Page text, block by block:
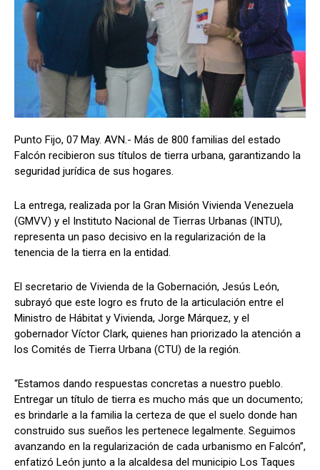
Punto Fijo, 07 May. AVN.- Más de 800 familias del estado
Falcón recibieron sus títulos de tierra urbana, garantizando la
seguridad jurídica de sus hogares.
La entrega, realizada por la Gran Misión Vivienda Venezuela
(GMVV) y el Instituto Nacional de Tierras Urbanas (INTU),
representa un paso decisivo en la regularización de la
tenencia de la tierra en la entidad.
El secretario de Vivienda de la Gobernación, Jesús León,
subrayó que este logro es fruto de la articulación entre el
Ministro de Hábitat y Vivienda, Jorge Márquez, y el
gobernador Víctor Clark, quienes han priorizado la atención a
los Comités de Tierra Urbana (CTU) de la región.
“Estamos dando respuestas concretas a nuestro pueblo.
Entregar un título de tierra es mucho más que un documento;
es brindarle a la familia la certeza de que el suelo donde han
construido sus sueños les pertenece legalmente. Seguimos
avanzando en la regularización de cada urbanismo en Falcón”,
enfatizó León junto a la alcaldesa del municipio Los Taques